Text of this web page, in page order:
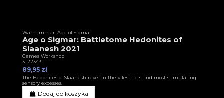
Warhammer: Age of Sigmar
Age o Sigmar: Battletome Hedonites of
Slaanesh 2021
Games Workshop
3T22343
89,95 zł
The Hedonites of Slaanesh revel in the vilest acts and most stimulating
sensory excesses.
Dodaj do koszyka